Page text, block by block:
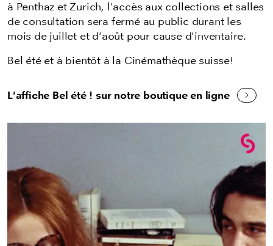
à Penthaz et Zurich, l'accès aux collections et salles
de consultation sera fermé au public durant les
mois de juillet et d'août pour cause d'inventaire.
Bel été et à bientôt à la Cinémathèque suisse!
L'affiche Bel été ! sur notre boutique en ligne